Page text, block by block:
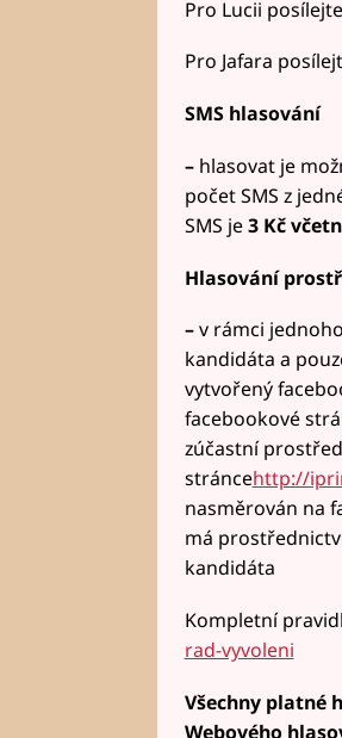
Pro Lucii
Pro Jafara
SMS hlasování
–hlasovat je
počet SMS z
SMS je3 Kč
Hlasování
–v rámci
kandidáta a
vytvořený
facebookové
zúčastní
stráncehttp://
nasměrován na
má
kandidáta
Kompletní
rad-vyvoleni
Všechny platné
Webového